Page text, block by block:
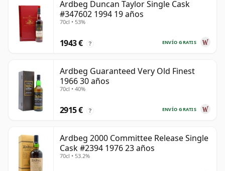
Ardbeg Duncan Taylor Single Cask
#347602 1994 19 años
70cl • 53%
ENVÍO GRATIS
1943 € ?
Ardbeg Guaranteed Very Old Finest
1966 30 años
70cl • 40%
ENVÍO GRATIS
2915 € ?
Ardbeg 2000 Committee Release Single
Cask #2394 1976 23 años
70cl • 53.2%